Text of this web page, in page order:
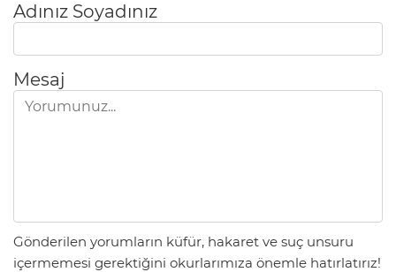
Adınız Soyadınız
Mesaj
Gönderilen yorumların küfür, hakaret ve suç unsuru
içermemesi gerektiğini okurlarımıza önemle hatırlatırız!